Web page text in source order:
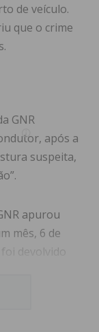
de veículo.
que o crime
GNR
após a
suspeita,
apurou
mês, 6 de
devolvido